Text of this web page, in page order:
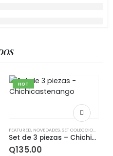
,PIEZAS,SET INFANTILES,SET OFERTAS,
HOT
FEATURED, NOVEDADES,SET COLECCIONES
Set de 3 piezas – Chichicastenango
Q135.00